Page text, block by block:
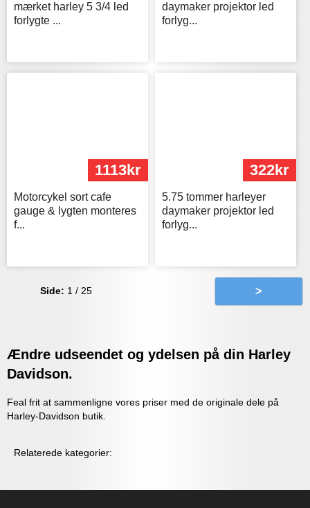
mærket harley 5 3/4 led
forlygte ...
daymaker projektor led
forlyg...
1113kr
Motorcykel sort cafe
gauge & lygten monteres
f...
322kr
5.75 tommer harleyer
daymaker projektor led
forlyg...
Side: 1 / 25 >
Ændre udseendet og ydelsen på din Harley
Davidson.
Feal frit at sammenligne vores priser med de originale dele på
Harley-Davidson butik.
Relaterede kategorier: